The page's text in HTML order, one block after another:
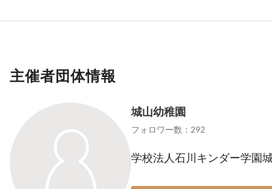
主催者団体情報
城山幼稚園
フォロワー数：292
学校法人石川キンダー学園